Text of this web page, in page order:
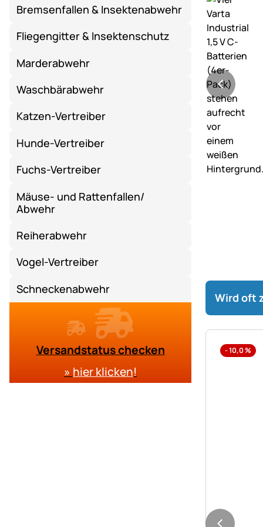
Bremsenfallen & Insektenabwehr
Fliegengitter & Insektenschutz
Marderabwehr
Waschbärabwehr
Katzen-Vertreiber
Hunde-Vertreiber
Fuchs-Vertreiber
Mäuse- und Rattenfallen/
Abwehr
Reiherabwehr
Vogel-Vertreiber
Schneckenabwehr
Versandstatus checken
» hier klicken!
Wird oft
-10,0%